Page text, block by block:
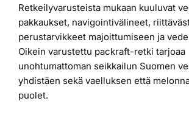
Retkeilyvarusteista mukaan kuuluvat
pakkaukset, navigointivälineet,
perustarvikkeet majoittumiseen ja
Oikein varustettu packraft-retki tarjoaa
unohtumattoman seikkailun Suomen
yhdistäen sekä vaelluksen että
puolet.